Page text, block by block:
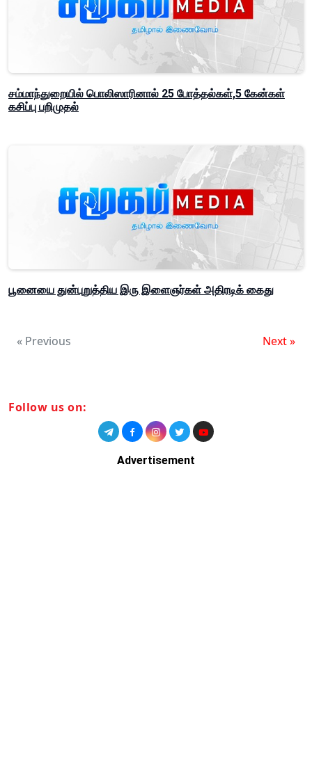
சம்மாந்துறையில் பொலிஸாரினால் 25 போத்தல்கள்,5 கேன்கள்
கசிப்பு பறிமுதல்
பூனையை துன்புறுத்திய இரு இளைஞர்கள் அதிரடிக் கைது
« Previous Next »
Follow us on:
Advertisement